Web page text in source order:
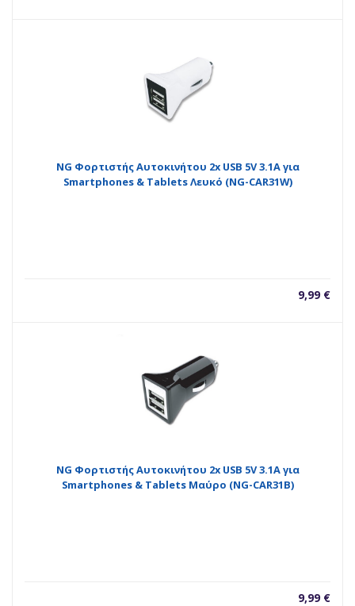
NG Φορτιστής Αυτοκινήτου 2x USB 5V 3.1A για
Smartphones & Tablets Λευκό (NG-CAR31W)
9,99 €
NG Φορτιστής Αυτοκινήτου 2x USB 5V 3.1A για
Smartphones & Tablets Μαύρο (NG-CAR31B)
9,99 €